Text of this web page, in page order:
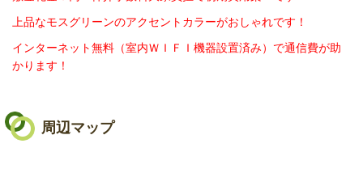
上品なモスグリーンのアクセントカラーがおしゃれです！
インターネット無料（室内ＷＩＦＩ機器設置済み）で通信費が助
かります！
周辺マップ